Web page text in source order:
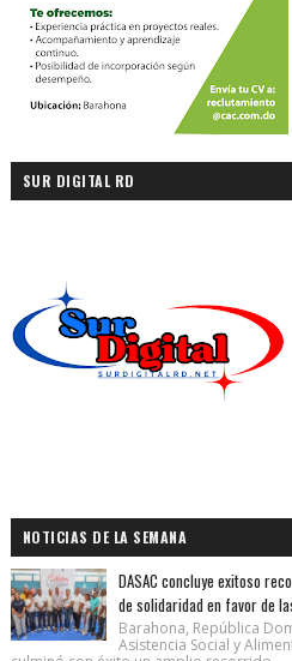
SUR DIGITAL RD
NOTICIAS DE LA SEMANA
DASAC concluye exitoso
de solidaridad en favor de
Barahona, República
Asistencia Social y